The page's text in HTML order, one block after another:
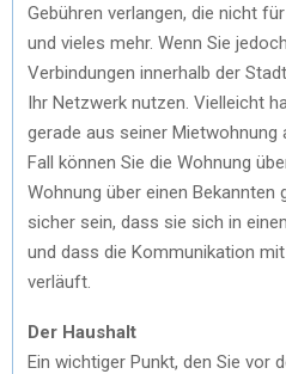
Gebühren verlangen, die nicht
und vieles mehr. Wenn Sie
Verbindungen innerhalb der
Ihr Netzwerk nutzen. Vielleicht
gerade aus seiner
Fall können Sie die Wohnung
Wohnung über einen Bekannten
sicher sein, dass sie sich in
und dass die Kommunikation
verläuft.
Der Haushalt
Ein wichtiger Punkt, den Sie vor